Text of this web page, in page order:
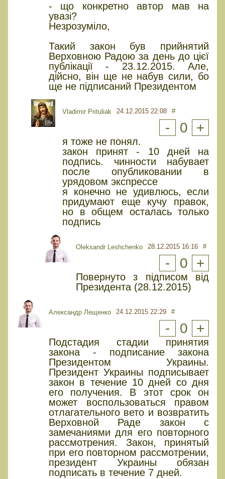
- що конкретно автор мав на
увазі?
Незрозуміло,
Такий закон був прийнятий
Верховною Радою за день до цієї
публікації - 23.12.2015. Але,
дійсно, він ще не набув сили, бо
ще не підписаний Президентом
Vladimir Prituliak 24.12.2015 22:08 #
- 0 +
я тоже не понял.
закон принят - 10 дней на
подпись. чинности набувает
после опубликовании в
урядовом экспрессе
я конечно не удивлюсь, если
придумают еще кучу правок,
но в общем осталась только
подпись
Oleksandr Leshchenko 28.12.2015 16:16 #
- 0 +
Повернуто з підписом від
Президента (28.12.2015)
Александр Лещенко 24.12.2015 22:29 #
- 0 +
Подстадия стадии принятия
закона - подписание закона
Президентом Украины.
Президент Украины подписывает
закон в течение 10 дней со дня
его получения. В этот срок он
может воспользоваться правом
отлагательного вето и возвратить
Верховной Раде закон с
замечаниями для его повторного
рассмотрения. Закон, принятый
при его повторном рассмотрении,
президент Украины обязан
подписать в течение 7 дней.